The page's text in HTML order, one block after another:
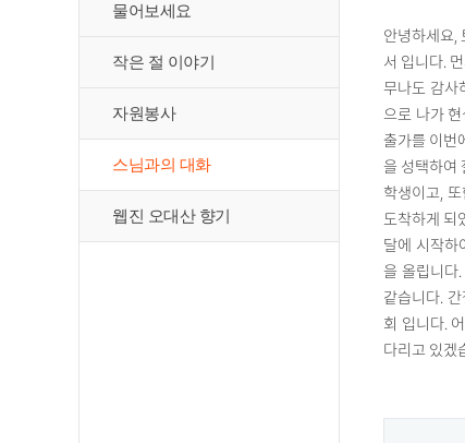
물어보세요
작은 절 이야기
자원봉사
스님과의 대화
웹진 오대산 향기
안녕하세요,
서 입니다.
무나도 감
으로 나가
출가를 이번
을 성택하여
학생이고,
도착하게 되
달에 시작하
을 올립니다
같습니다.
회 입니다.
다리고 있겠